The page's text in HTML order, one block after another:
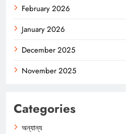
February 2026
January 2026
December 2025
November 2025
Categories
অন্যান্য